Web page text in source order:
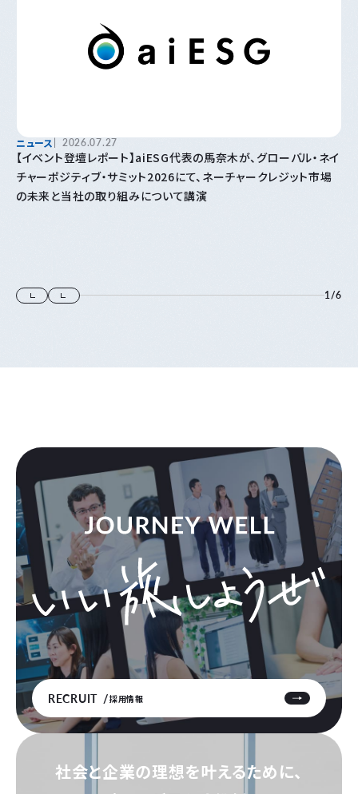
ニュース 2026.07.27
【イベント登壇レポート】aiESG代表の馬奈木が、グローバル・ネイ
チャーポジティブ・サミット2026にて、ネーチャークレジット市場
の未来と当社の取り組みについて講演
1/6
RECRUIT 採用情報
社会と企業の理想を叶えるために、